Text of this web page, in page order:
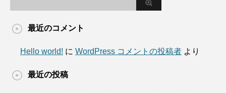
最近のコメント
Hello world! に WordPress コメントの投稿者 より
最近の投稿